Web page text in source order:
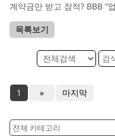
계약금만 받고 잠적? BBB “
목록보기
1 » 마지막